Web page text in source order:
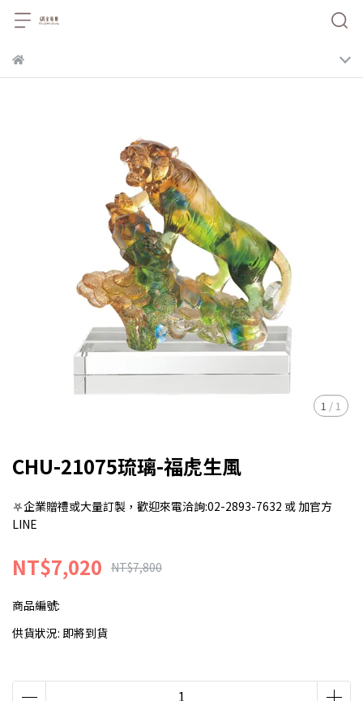
1 / 1
CHU-21075琉璃-福虎生風
⛧企業贈禮或大量訂製，歡迎來電洽詢:02-2893-7632 或 加官方
LINE
NT$7,020 NT$7,800
商品編號:
供貨狀況: 即將到貨